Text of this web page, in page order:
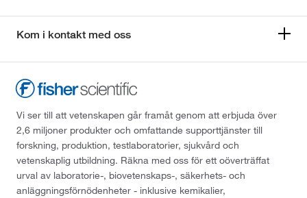
Kom i kontakt med oss
Vi ser till att vetenskapen går framåt genom att erbjuda över
2,6 miljoner produkter och omfattande supporttjänster till
forskning, produktion, testlaboratorier, sjukvård och
vetenskaplig utbildning. Räkna med oss för ett oöverträffat
urval av laboratorie-, biovetenskaps-, säkerhets- och
anläggningsförnödenheter - inklusive kemikalier,